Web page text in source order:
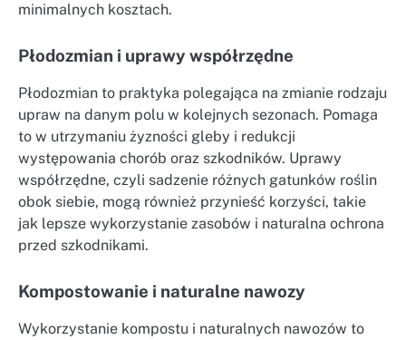
minimalnych kosztach.
Płodozmian i uprawy współrzędne
Płodozmian to praktyka polegająca na zmianie rodzaju
upraw na danym polu w kolejnych sezonach. Pomaga
to w utrzymaniu żyzności gleby i redukcji
występowania chorób oraz szkodników. Uprawy
współrzędne, czyli sadzenie różnych gatunków roślin
obok siebie, mogą również przynieść korzyści, takie
jak lepsze wykorzystanie zasobów i naturalna ochrona
przed szkodnikami.
Kompostowanie i naturalne nawozy
Wykorzystanie kompostu i naturalnych nawozów to